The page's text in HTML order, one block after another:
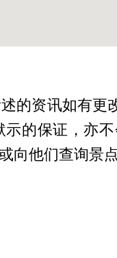
的资讯如有
的保证，亦
向他们查询景